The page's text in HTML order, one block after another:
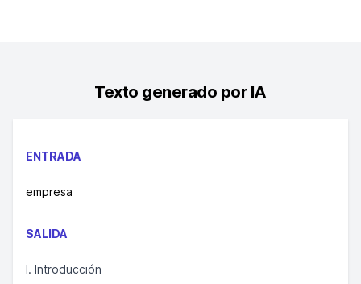
Texto generado por IA
ENTRADA
empresa
SALIDA
I. Introducción